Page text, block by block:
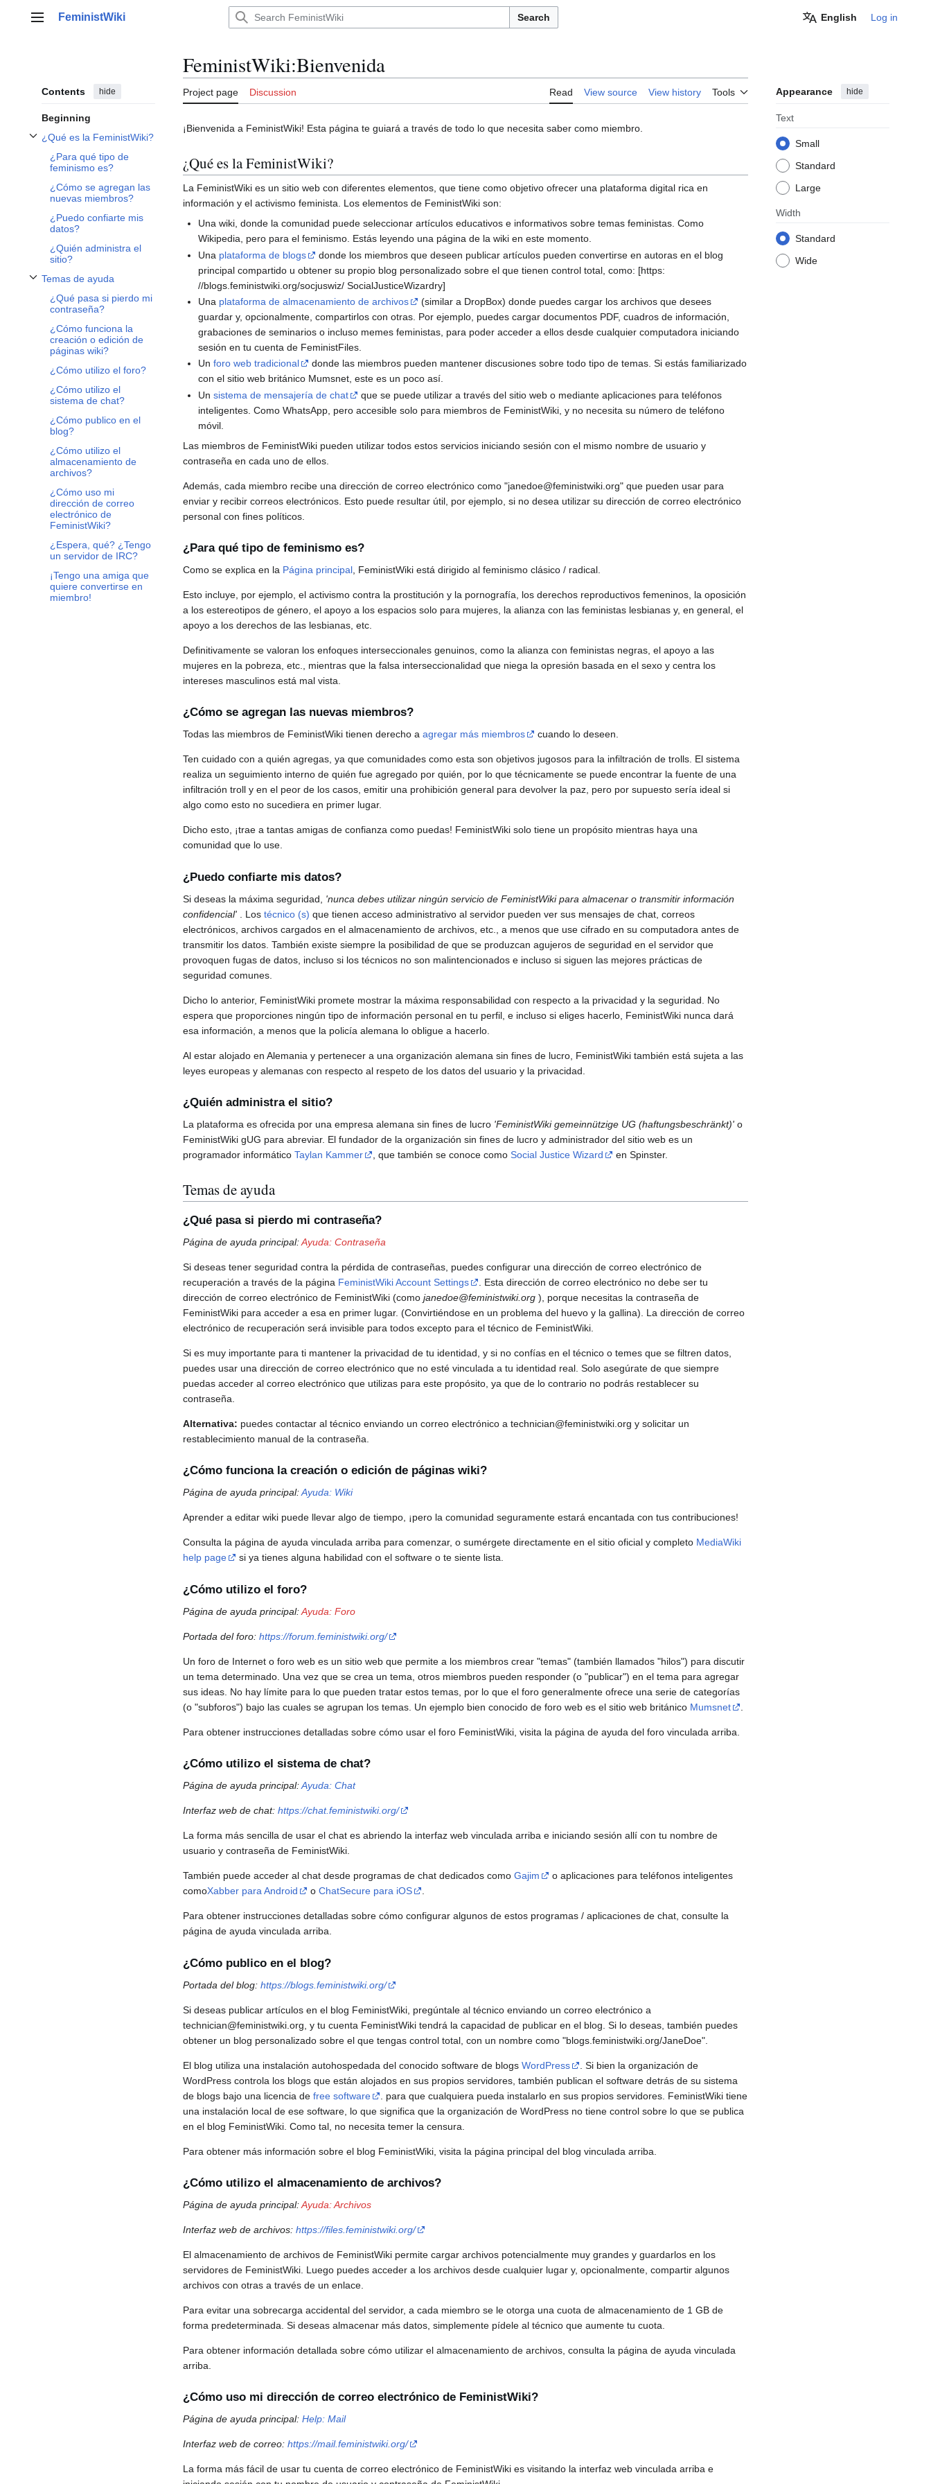
Main menu
FeministWiki Search English Log in
Contents hide
Beginning
¿Qué es la FeministWiki?
Toggle ¿Qué es la FeministWiki? subsection
¿Para qué tipo de
feminismo es?
¿Cómo se agregan las
nuevas miembros?
¿Puedo confiarte mis
datos?
¿Quién administra el
sitio?
Temas de ayuda
Toggle Temas de ayuda subsection
¿Qué pasa si pierdo mi
contraseña?
¿Cómo funciona la
creación o edición de
páginas wiki?
¿Cómo utilizo el foro?
¿Cómo utilizo el
sistema de chat?
¿Cómo publico en el
blog?
¿Cómo utilizo el
almacenamiento de
archivos?
¿Cómo uso mi
dirección de correo
electrónico de
FeministWiki?
¿Espera, qué? ¿Tengo
un servidor de IRC?
¡Tengo una amiga que
quiere convertirse en
miembro!
FeministWiki:Bienvenida
Project page Discussion Read View source View history Tools Appearance hide
Text
Small
Standard
Large
Width
Standard
Wide
¡Bienvenida a FeministWiki! Esta página te guiará a través de todo lo que necesita saber como miembro.
¿Qué es la FeministWiki?
La FeministWiki es un sitio web con diferentes elementos, que tiene como objetivo ofrecer una plataforma digital rica en
información y el activismo feminista. Los elementos de FeministWiki son:
Una wiki, donde la comunidad puede seleccionar artículos educativos e informativos sobre temas feministas. Como
Wikipedia, pero para el feminismo. Estás leyendo una página de la wiki en este momento.
Una plataforma de blogs
donde los miembros que deseen publicar artículos pueden convertirse en autoras en el blog
principal compartido u obtener su propio blog personalizado sobre el que tienen control total, como: [https:
//blogs.feministwiki.org/socjuswiz/ SocialJusticeWizardry]
Una plataforma de almacenamiento de archivos
(similar a DropBox) donde puedes cargar los archivos que desees
guardar y, opcionalmente, compartirlos con otras. Por ejemplo, puedes cargar documentos PDF, cuadros de información,
grabaciones de seminarios o incluso memes feministas, para poder acceder a ellos desde cualquier computadora iniciando
sesión en tu cuenta de FeministFiles.
Unforo web tradicional
donde las miembros pueden mantener discusiones sobre todo tipo de temas. Si estás familiarizado
con el sitio web británico Mumsnet, este es un poco así.
Unsistema de mensajería de chat
que se puede utilizar a través del sitio web o mediante aplicaciones para teléfonos
inteligentes. Como WhatsApp, pero accesible solo para miembros de FeministWiki, y no necesita su número de teléfono
móvil.
Las miembros de FeministWiki pueden utilizar todos estos servicios iniciando sesión con el mismo nombre de usuario y
contraseña en cada uno de ellos.
Además, cada miembro recibe una dirección de correo electrónico como "janedoe@feministwiki.org" que pueden usar para
enviar y recibir correos electrónicos. Esto puede resultar útil, por ejemplo, si no desea utilizar su dirección de correo electrónico
personal con fines políticos.
¿Para qué tipo de feminismo es?
Como se explica en la Página principal , FeministWiki está dirigido al feminismo clásico / radical.
Esto incluye, por ejemplo, el activismo contra la prostitución y la pornografía, los derechos reproductivos femeninos, la oposición
a los estereotipos de género, el apoyo a los espacios solo para mujeres, la alianza con las feministas lesbianas y, en general, el
apoyo a los derechos de las lesbianas, etc.
Definitivamente se valoran los enfoques interseccionales genuinos, como la alianza con feministas negras, el apoyo a las
mujeres en la pobreza, etc., mientras que la falsa interseccionalidad que niega la opresión basada en el sexo y centra los
intereses masculinos está mal vista.
¿Cómo se agregan las nuevas miembros?
Todas las miembros de FeministWiki tienen derecho a agregar más miembros cuando lo deseen.
Ten cuidado con a quién agregas, ya que comunidades como esta son objetivos jugosos para la infiltración de trolls. El sistema
realiza un seguimiento interno de quién fue agregado por quién, por lo que técnicamente se puede encontrar la fuente de una
infiltración troll y en el peor de los casos, emitir una prohibición general para devolver la paz, pero por supuesto sería ideal si
algo como esto no sucediera en primer lugar.
Dicho esto, ¡trae a tantas amigas de confianza como puedas! FeministWiki solo tiene un propósito mientras haya una
comunidad que lo use.
¿Puedo confiarte mis datos?
Si deseas la máxima seguridad, 'nunca debes utilizar ningún servicio de FeministWiki para almacenar o transmitir información
confidencial'
. Los técnico (s) que tienen acceso administrativo al servidor pueden ver sus mensajes de chat, correos
electrónicos, archivos cargados en el almacenamiento de archivos, etc., a menos que use cifrado en su computadora antes de
transmitir los datos. También existe siempre la posibilidad de que se produzcan agujeros de seguridad en el servidor que
provoquen fugas de datos, incluso si los técnicos no son malintencionados e incluso si siguen las mejores prácticas de
seguridad comunes.
Dicho lo anterior, FeministWiki promete mostrar la máxima responsabilidad con respecto a la privacidad y la seguridad. No
espera que proporciones ningún tipo de información personal en tu perfil, e incluso si eliges hacerlo, FeministWiki nunca dará
esa información, a menos que la policía alemana lo obligue a hacerlo.
Al estar alojado en Alemania y pertenecer a una organización alemana sin fines de lucro, FeministWiki también está sujeta a las
leyes europeas y alemanas con respecto al respeto de los datos del usuario y la privacidad.
¿Quién administra el sitio?
La plataforma es ofrecida por una empresa alemana sin fines de lucro 'FeministWiki gemeinnützige UG (haftungsbeschränkt)' o
FeministWiki gUG para abreviar. El fundador de la organización sin fines de lucro y administrador del sitio web es un
programador informático Taylan Kammer , que también se conoce como Social Justice Wizard en Spinster.
Temas de ayuda
¿Qué pasa si pierdo mi contraseña?
Página de ayuda principal:Ayuda: Contraseña
Si deseas tener seguridad contra la pérdida de contraseñas, puedes configurar una dirección de correo electrónico de
recuperación a través de la página FeministWiki Account Settings
. Esta dirección de correo electrónico no debe ser tu
dirección de correo electrónico de FeministWiki (como janedoe@feministwiki.org ), porque necesitas la contraseña de
FeministWiki para acceder a esa en primer lugar. (Convirtiéndose en un problema del huevo y la gallina). La dirección de correo
electrónico de recuperación será invisible para todos excepto para el técnico de FeministWiki.
Si es muy importante para ti mantener la privacidad de tu identidad, y si no confías en el técnico o temes que se filtren datos,
puedes usar una dirección de correo electrónico que no esté vinculada a tu identidad real. Solo asegúrate de que siempre
puedas acceder al correo electrónico que utilizas para este propósito, ya que de lo contrario no podrás restablecer su
contraseña.
Alternativa: puedes contactar al técnico enviando un correo electrónico a technician@feministwiki.org y solicitar un
restablecimiento manual de la contraseña.
¿Cómo funciona la creación o edición de páginas wiki?
Página de ayuda principal:Ayuda: Wiki
Aprender a editar wiki puede llevar algo de tiempo, ¡pero la comunidad seguramente estará encantada con tus contribuciones!
Consulta la página de ayuda vinculada arriba para comenzar, o sumérgete directamente en el sitio oficial y completo MediaWiki
help page
si ya tienes alguna habilidad con el software o te siente lista.
¿Cómo utilizo el foro?
Página de ayuda principal:Ayuda: Foro
Portada del foro: https://forum.feministwiki.org/
Un foro de Internet o foro web es un sitio web que permite a los miembros crear "temas" (también llamados "hilos") para discutir
un tema determinado. Una vez que se crea un tema, otros miembros pueden responder (o "publicar") en el tema para agregar
sus ideas. No hay límite para lo que pueden tratar estos temas, por lo que el foro generalmente ofrece una serie de categorías
(o "subforos") bajo las cuales se agrupan los temas. Un ejemplo bien conocido de foro web es el sitio web británico Mumsnet
Para obtener instrucciones detalladas sobre cómo usar el foro FeministWiki, visita la página de ayuda del foro vinculada arriba.
¿Cómo utilizo el sistema de chat?
Página de ayuda principal:Ayuda: Chat
Interfaz web de chat: https://chat.feministwiki.org/
La forma más sencilla de usar el chat es abriendo la interfaz web vinculada arriba e iniciando sesión allí con tu nombre de
usuario y contraseña de FeministWiki.
También puede acceder al chat desde programas de chat dedicados como Gajim
o aplicaciones para teléfonos inteligentes
comoXabber para Android o ChatSecure para iOS
Para obtener instrucciones detalladas sobre cómo configurar algunos de estos programas / aplicaciones de chat, consulte la
página de ayuda vinculada arriba.
¿Cómo publico en el blog?
Portada del blog: https://blogs.feministwiki.org/
Si deseas publicar artículos en el blog FeministWiki, pregúntale al técnico enviando un correo electrónico a
technician@feministwiki.org, y tu cuenta FeministWiki tendrá la capacidad de publicar en el blog. Si lo deseas, también puedes
obtener un blog personalizado sobre el que tengas control total, con un nombre como "blogs.feministwiki.org/JaneDoe".
El blog utiliza una instalación autohospedada del conocido software de blogs WordPress
. Si bien la organización de
WordPress controla los blogs que están alojados en sus propios servidores, también publican el software detrás de su sistema
de blogs bajo una licencia de free software
. para que cualquiera pueda instalarlo en sus propios servidores. FeministWiki tiene
una instalación local de ese software, lo que significa que la organización de WordPress no tiene control sobre lo que se publica
en el blog FeministWiki. Como tal, no necesita temer la censura.
Para obtener más información sobre el blog FeministWiki, visita la página principal del blog vinculada arriba.
¿Cómo utilizo el almacenamiento de archivos?
Página de ayuda principal:Ayuda: Archivos
Interfaz web de archivos: https://files.feministwiki.org/
El almacenamiento de archivos de FeministWiki permite cargar archivos potencialmente muy grandes y guardarlos en los
servidores de FeministWiki. Luego puedes acceder a los archivos desde cualquier lugar y, opcionalmente, compartir algunos
archivos con otras a través de un enlace.
Para evitar una sobrecarga accidental del servidor, a cada miembro se le otorga una cuota de almacenamiento de 1 GB de
forma predeterminada. Si deseas almacenar más datos, simplemente pídele al técnico que aumente tu cuota.
Para obtener información detallada sobre cómo utilizar el almacenamiento de archivos, consulta la página de ayuda vinculada
arriba.
¿Cómo uso mi dirección de correo electrónico de FeministWiki?
Página de ayuda principal: Help: Mail
Interfaz web de correo: https://mail.feministwiki.org/
La forma más fácil de usar tu cuenta de correo electrónico de FeministWiki es visitando la interfaz web vinculada arriba e